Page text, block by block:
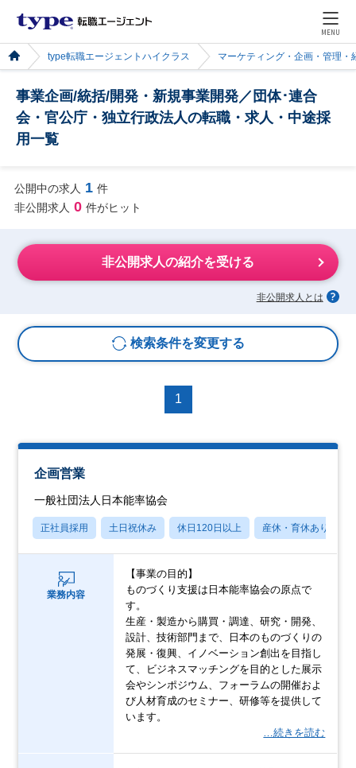
MENU
type転職エージェントハイクラス マーケティング・企画・管理・
事業企画/統括/開発・新規事業開発／団体･連合
会・官公庁・独立行政法人の転職・求人・中途採
用一覧
公開中の求人 1 件
非公開求人 0 件がヒット
非公開求人の紹介を受ける
非公開求人とは
検索条件を変更する
1
企画営業
一般社団法人日本能率協会
正社員採用 土日祝休み 休日120日以上 産休・育休あり
業務内容
【事業の目的】
ものづくり支援は日本能率協会の原点で
す。
生産・製造から購買・調達、研究・開発、
設計、技術部門まで、日本のものづくりの
発展・復興、イノベーション創出を目指し
て、ビジネスマッチングを目的とした展示
会やシンポジウム、フォーラムの開催およ
び人材育成のセミナー、研修等を提供して
います。
…続きを読む